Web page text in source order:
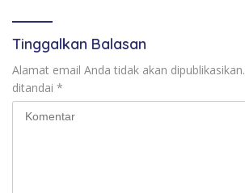
Tinggalkan Balasan
Alamat email Anda tidak akan dipublikasikan.
ditandai *